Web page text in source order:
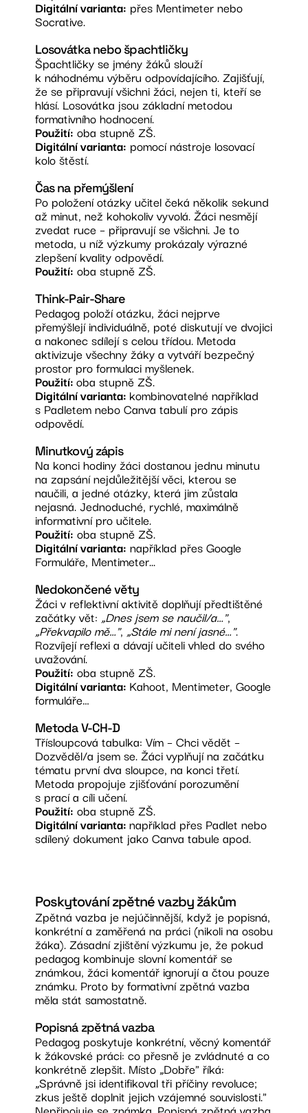
Digitální varianta: přes Mentimeter nebo
Socrative.
Losovátka nebo špachtličky
Špachtličky se jmény žáků slouží
k náhodnému výběru odpovídajícího. Zajišťují,
že se připravují všichni žáci, nejen ti, kteří se
hlásí. Losovátka jsou základní metodou
formativního hodnocení.
Použití: oba stupně ZŠ.
Digitální varianta: pomocí nástroje losovací
kolo štěstí.
Čas na přemýšlení
Po položení otázky učitel čeká několik sekund
až minut, než kohokoliv vyvolá. Žáci nesmějí
zvedat ruce – připravují se všichni. Je to
metoda, u níž výzkumy prokázaly výrazné
zlepšení kvality odpovědí.
Použití: oba stupně ZŠ.
Think-Pair-Share
Pedagog položí otázku, žáci nejprve
přemýšlejí individuálně, poté diskutují ve dvojici
a nakonec sdílejí s celou třídou. Metoda
aktivizuje všechny žáky a vytváří bezpečný
prostor pro formulaci myšlenek.
Použití:oba stupně ZŠ.
Digitální varianta: kombinovatelné například
s Padletem nebo Canva tabulí pro zápis
odpovědí.
Minutkový zápis
Na konci hodiny žáci dostanou jednu minutu
na zapsání nejdůležitější věci, kterou se
naučili, a jedné otázky, která jim zůstala
nejasná. Jednoduché, rychlé, maximálně
informativní pro učitele.
Použití: oba stupně ZŠ.
Digitální varianta: například přes Google
Formuláře, Mentimeter...
Nedokončené věty
Žáci v reflektivní aktivitě doplňují předtištěné
začátky vět: „Dnes jsem se naučil/a…",
„Překvapilo mě…", „Stále mi není jasné…".
Rozvíjejí reflexi a dávají učiteli vhled do svého
uvažování.
Použití: oba stupně ZŠ.
Digitální varianta: Kahoot, Mentimeter, Google
formuláře…
Metoda V-CH-D
Třísloupcová tabulka: Vím – Chci vědět –
Dozvěděl/a jsem se. Žáci vyplňují na začátku
tématu první dva sloupce, na konci třetí.
Metoda propojuje zjišťování porozumění
s prací a cíli učení.
Použití: oba stupně ZŠ.
Digitální varianta:například přes Padlet nebo
sdílený dokument jako Canva tabule apod.
Poskytování zpětné vazby žákům
Zpětná vazba je nejúčinnější, když je popisná,
konkrétní a zaměřená na práci (nikoli na osobu
žáka). Zásadní zjištění výzkumu je, že pokud
pedagog kombinuje slovní komentář se
známkou, žáci komentář ignorují a čtou pouze
známku. Proto by formativní zpětná vazba
měla stát samostatně.
Popisná zpětná vazba
Pedagog poskytuje konkrétní, věcný komentář
k žákovské práci: co přesně je zvládnuté a co
konkrétně zlepšit. Místo „Dobře" říká:
„Správně jsi identifikoval tři příčiny revoluce;
zkus ještě doplnit jejich vzájemné souvislosti."